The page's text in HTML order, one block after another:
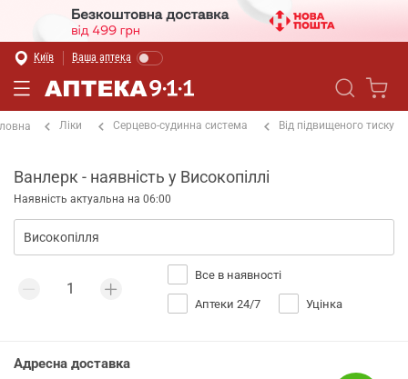
Київ Ваша аптека
Ліки Серцево-судинна система Від підвищеного тиску
Ванлерк - наявність у Високопіллі
Наявність актуальна на 06:00
Все в наявності
Аптеки 24/7 Уцінка
Адресна доставка